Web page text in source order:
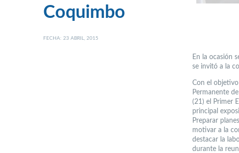
Coquimbo
FECHA: 23 ABRIL, 2015
En la ocasión
se invitó a la
Con el
Permanente
(21) el Primer
principal
Preparar
motivar a la
destacar la
durante la